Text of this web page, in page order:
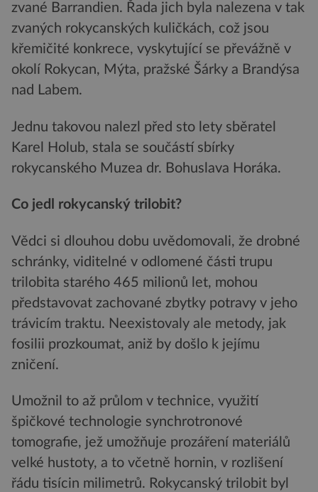
zvané Barrandien. Řada jich byla nalezena v tak
zvaných rokycanských kuličkách, což jsou
křemičité konkrece, vyskytující se převážně v
okolí Rokycan, Mýta, pražské Šárky a Brandýsa
nad Labem.
Jednu takovou nalezl před sto lety sběratel
Karel Holub, stala se součástí sbírky
rokycanského Muzea dr. Bohuslava Horáka.
Co jedl rokycanský trilobit?
Vědci si dlouhou dobu uvědomovali, že drobné
schránky, viditelné v odlomené části trupu
trilobita starého 465 milionů let, mohou
představovat zachované zbytky potravy v jeho
trávicím traktu. Neexistovaly ale metody, jak
fosilii prozkoumat, aniž by došlo k jejímu
zničení.
Umožnil to až průlom v technice, využití
špičkové technologie synchrotronové
tomografie, jež umožňuje prozáření materiálů
velké hustoty, a to včetně hornin, v rozlišení
řádu tisícin milimetrů. Rokycanský trilobit byl